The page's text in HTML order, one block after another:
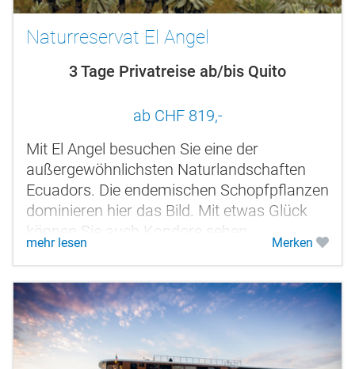
Naturreservat El Angel
3 Tage Privatreise ab/bis Quito
ab CHF 819,-
Mit El Angel besuchen Sie eine der
außergewöhnlichsten Naturlandschaften
Ecuadors. Die endemischen Schopfpflanzen
dominieren hier das Bild. Mit etwas Glück
können Sie auch Kondore sehen.
mehr lesen Merken